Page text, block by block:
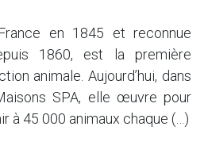
en 1845 et reconnue
1860, est la première
animale. Aujourd’hui, dans
SPA, elle œuvre pour
à 45 000 animaux chaque (…)